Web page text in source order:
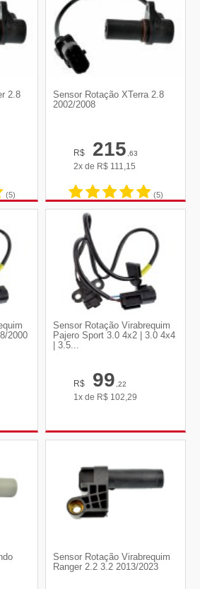
2.8
(5)
Sensor Rotação XTerra 2.8
2002/2008
R$ 215,63
2x de R$ 111,15
(5)
2000
Sensor Rotação Virabrequim
Pajero Sport 3.0 4x2 | 3.0 4x4
| 3.5...
R$ 99,22
1x de R$ 102,29
Sensor Rotação Virabrequim
Ranger 2.2 3.2 2013/2023